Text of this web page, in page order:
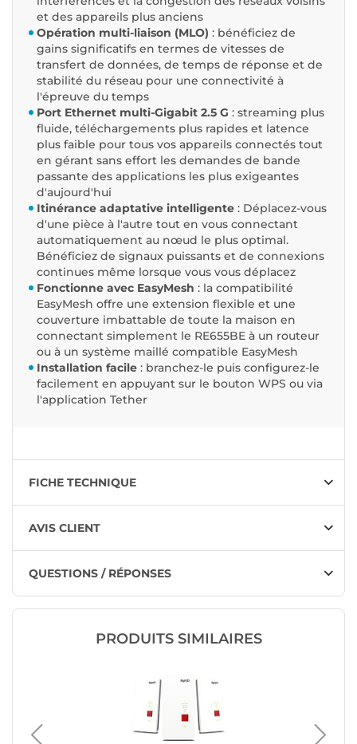
et des appareils plus anciens
Opération multi-liaison (MLO) : bénéficiez de
gains significatifs en termes de vitesses de
transfert de données, de temps de réponse et de
stabilité du réseau pour une connectivité à
l'épreuve du temps
Port Ethernet multi-Gigabit 2.5 G : streaming plus
fluide, téléchargements plus rapides et latence
plus faible pour tous vos appareils connectés tout
en gérant sans effort les demandes de bande
passante des applications les plus exigeantes
d'aujourd'hui
Itinérance adaptative intelligente : Déplacez-vous
d'une pièce à l'autre tout en vous connectant
automatiquement au nœud le plus optimal.
Bénéficiez de signaux puissants et de connexions
continues même lorsque vous vous déplacez
Fonctionne avec EasyMesh : la compatibilité
EasyMesh offre une extension flexible et une
couverture imbattable de toute la maison en
connectant simplement le RE655BE à un routeur
ou à un système maillé compatible EasyMesh
Installation facile : branchez-le puis configurez-le
facilement en appuyant sur le bouton WPS ou via
l'application Tether
FICHE TECHNIQUE
AVIS CLIENT
QUESTIONS / RÉPONSES
PRODUITS SIMILAIRES